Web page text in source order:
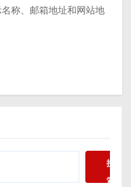
称、邮箱地址和网站地
搜
索